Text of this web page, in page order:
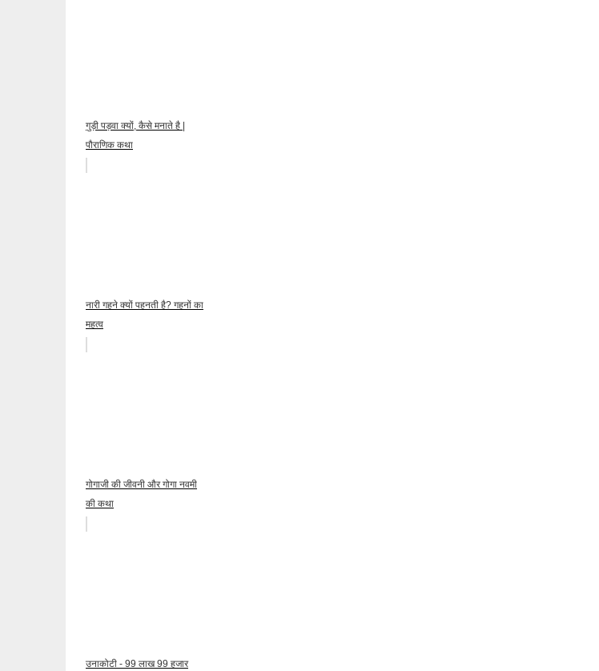
गुड़ी पड़वा क्यों, कैसे मनाते है |
पौराणिक कथा
नारी गहने क्यों पहनती है? गहनों का
महत्व
गोगाजी की जीवनी और गोगा नवमी
की कथा
उनाकोटी - 99 लाख 99 हजार